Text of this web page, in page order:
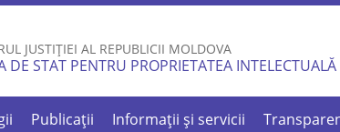
Skip to
content
JUSTIȚIEI AL REPUBLICII MOLDOVA
DE STAT PENTRU PROPRIETATEA INTELECTUALĂ
Publicații Informații și servicii